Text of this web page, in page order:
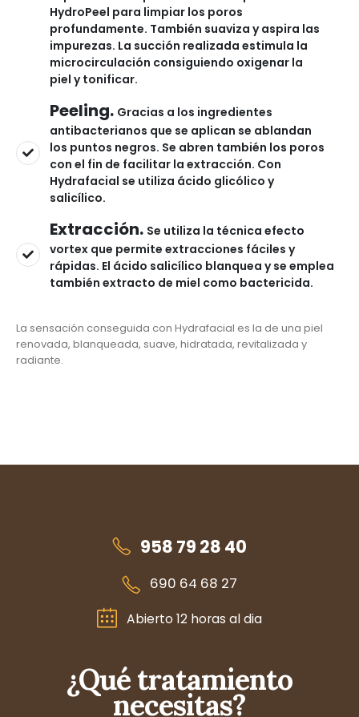
HydroPeel para limpiar los poros
profundamente. También suaviza y aspira las
impurezas. La succión realizada estimula la
microcirculación consiguiendo oxigenar la
piel y tonificar.
Peeling. Gracias a los ingredientes
antibacterianos que se aplican se ablandan
los puntos negros. Se abren también los poros
con el fin de facilitar la extracción. Con
Hydrafacial se utiliza ácido glicólico y
salicílico.
Extracción. Se utiliza la técnica efecto
vortex que permite extracciones fáciles y
rápidas. El ácido salicílico blanquea y se emplea
también extracto de miel como bactericida.
La sensación conseguida con Hydrafacial es la de una piel
renovada, blanqueada, suave, hidratada, revitalizada y
radiante.
958 79 28 40
690 64 68 27
Abierto 12 horas al dia
¿Qué tratamiento
necesitas?